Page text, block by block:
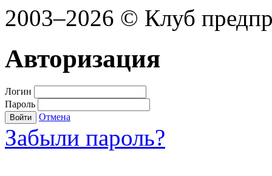
2003–2026 © Клуб
Авторизация
Логин
Пароль
Войти Отмена
Забыли пароль?